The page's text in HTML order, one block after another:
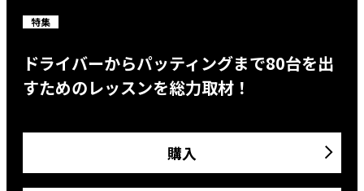
特集
ドライバーからパッティングまで80台を出
すためのレッスンを総力取材！
購入